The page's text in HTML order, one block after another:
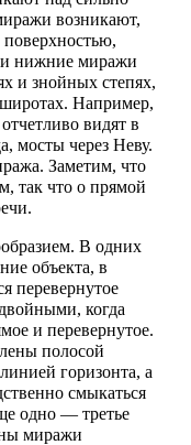
возникают,
нижние миражи
и знойных степях,
Например,
видят в
мосты через Неву.
Заметим, что
так что о прямой
В одних
объекта, в
перевернутое
когда
и перевернутое.
полосой
горизонта, а
смыкаться
одно — третье
миражи